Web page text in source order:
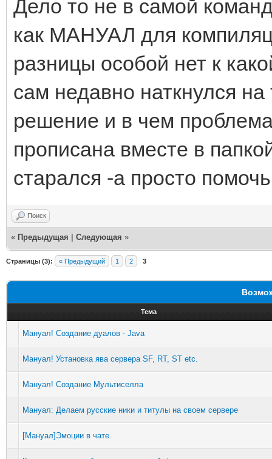
Дело то не в самой
как МАНУАЛ для
разницы особой нет к
сам недавно наткнулся
решение и в чем
прописана вместе в
старался -а просто
Поиск
« Предыдущая Следующая »
Страницы (3): « Предыдущий 1 2 3
Тема
Мануал! Создание дуалов - Java
Мануал! Установка ява сервера SF, RT, ST etc.
Мануал! Создание Мультиселла
Мануал: Делаем русские ники и титулы на своем сервере
[Мануал]Эмоции в чате.